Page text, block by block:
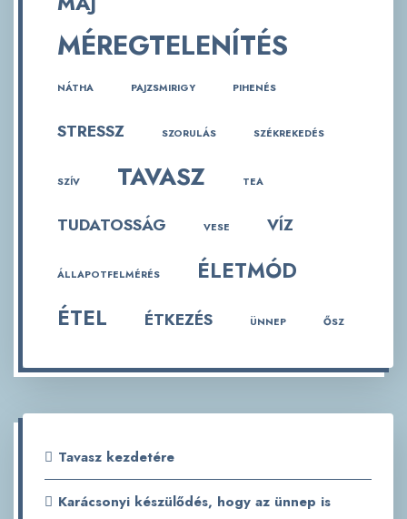
MÉREGTELENÍTÉS
NÁTHA PAJZSMIRIGY PIHENÉS
STRESSZ SZORULÁS SZÉKREKEDÉS
SZÍV TAVASZ TEA
TUDATOSSÁG VESE VÍZ
ÁLLAPOTFELMÉRÉS
ÉLETMÓD
ÉTEL
ÉTKEZÉS ÜNNEP ŐSZ
Tavasz kezdetére
Karácsonyi készülődés, hogy az ünnep is